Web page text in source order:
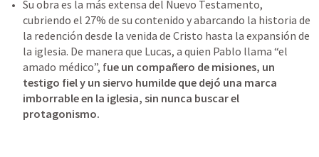
cubriendo el 27% de su contenido y abarcando la historia de
la redención desde la venida de Cristo hasta la expansión de
la iglesia. De manera que Lucas, a quien Pablo llama “el
amado médico”, fue un compañero de misiones, un
testigo fiel y un siervo humilde que dejó una marca
imborrable en la iglesia, sin nunca buscar el
protagonismo.